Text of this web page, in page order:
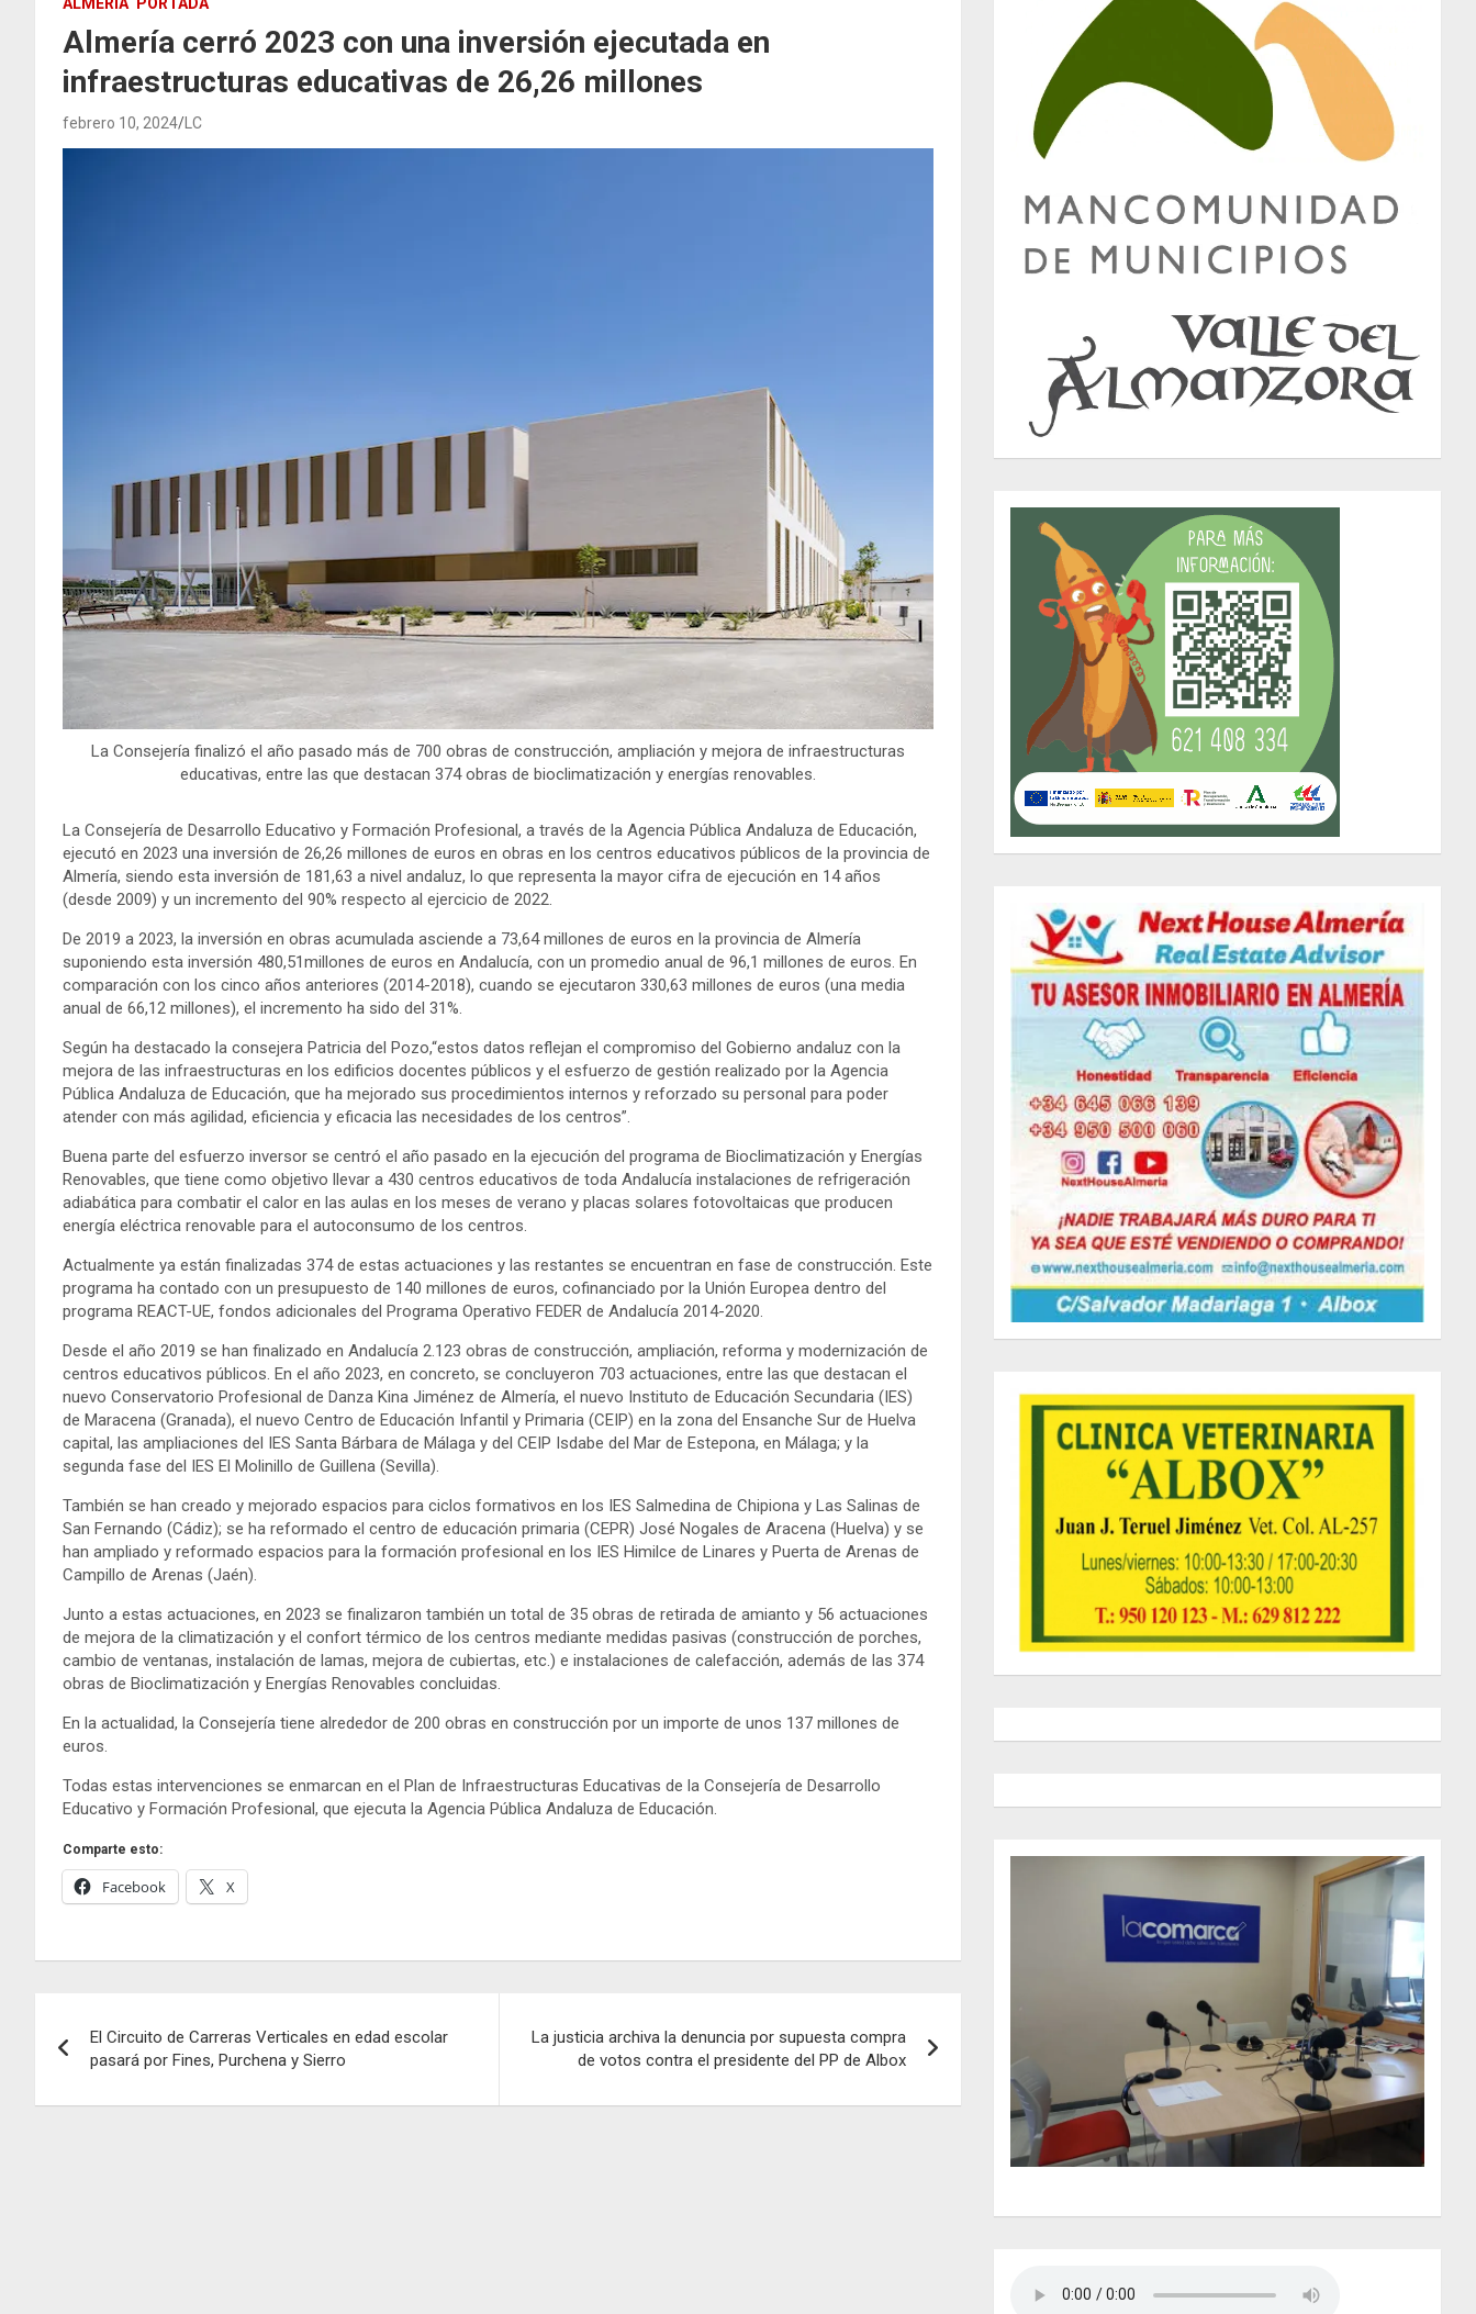
ALMERÍA PORTADA
Almería cerró 2023 con una inversión ejecutada en
infraestructuras educativas de 26,26 millones
febrero 10, 2024 LC
La Consejería finalizó el año pasado más de 700 obras de construcción, ampliación y mejora de infraestructuras
educativas, entre las que destacan 374 obras de bioclimatización y energías renovables.
La Consejería de Desarrollo Educativo y Formación Profesional, a través de la Agencia Pública Andaluza de Educación,
ejecutó en 2023 una inversión de 26,26 millones de euros en obras en los centros educativos públicos de la provincia de
Almería, siendo esta inversión de 181,63 a nivel andaluz, lo que representa la mayor cifra de ejecución en 14 años
(desde 2009) y un incremento del 90% respecto al ejercicio de 2022.
De 2019 a 2023, la inversión en obras acumulada asciende a 73,64 millones de euros en la provincia de Almería
suponiendo esta inversión 480,51millones de euros en Andalucía, con un promedio anual de 96,1 millones de euros. En
comparación con los cinco años anteriores (2014-2018), cuando se ejecutaron 330,63 millones de euros (una media
anual de 66,12 millones), el incremento ha sido del 31%.
Según ha destacado la consejera Patricia del Pozo,“estos datos reflejan el compromiso del Gobierno andaluz con la
mejora de las infraestructuras en los edificios docentes públicos y el esfuerzo de gestión realizado por la Agencia
Pública Andaluza de Educación, que ha mejorado sus procedimientos internos y reforzado su personal para poder
atender con más agilidad, eficiencia y eficacia las necesidades de los centros”.
Buena parte del esfuerzo inversor se centró el año pasado en la ejecución del programa de Bioclimatización y Energías
Renovables, que tiene como objetivo llevar a 430 centros educativos de toda Andalucía instalaciones de refrigeración
adiabática para combatir el calor en las aulas en los meses de verano y placas solares fotovoltaicas que producen
energía eléctrica renovable para el autoconsumo de los centros.
Actualmente ya están finalizadas 374 de estas actuaciones y las restantes se encuentran en fase de construcción. Este
programa ha contado con un presupuesto de 140 millones de euros, cofinanciado por la Unión Europea dentro del
programa REACT-UE, fondos adicionales del Programa Operativo FEDER de Andalucía 2014-2020.
Desde el año 2019 se han finalizado en Andalucía 2.123 obras de construcción, ampliación, reforma y modernización de
centros educativos públicos. En el año 2023, en concreto, se concluyeron 703 actuaciones, entre las que destacan el
nuevo Conservatorio Profesional de Danza Kina Jiménez de Almería, el nuevo Instituto de Educación Secundaria (IES)
de Maracena (Granada), el nuevo Centro de Educación Infantil y Primaria (CEIP) en la zona del Ensanche Sur de Huelva
capital, las ampliaciones del IES Santa Bárbara de Málaga y del CEIP Isdabe del Mar de Estepona, en Málaga; y la
segunda fase del IES El Molinillo de Guillena (Sevilla).
También se han creado y mejorado espacios para ciclos formativos en los IES Salmedina de Chipiona y Las Salinas de
San Fernando (Cádiz); se ha reformado el centro de educación primaria (CEPR) José Nogales de Aracena (Huelva) y se
han ampliado y reformado espacios para la formación profesional en los IES Himilce de Linares y Puerta de Arenas de
Campillo de Arenas (Jaén).
Junto a estas actuaciones, en 2023 se finalizaron también un total de 35 obras de retirada de amianto y 56 actuaciones
de mejora de la climatización y el confort térmico de los centros mediante medidas pasivas (construcción de porches,
cambio de ventanas, instalación de lamas, mejora de cubiertas, etc.) e instalaciones de calefacción, además de las 374
obras de Bioclimatización y Energías Renovables concluidas.
En la actualidad, la Consejería tiene alrededor de 200 obras en construcción por un importe de unos 137 millones de
euros.
Todas estas intervenciones se enmarcan en el Plan de Infraestructuras Educativas de la Consejería de Desarrollo
Educativo y Formación Profesional, que ejecuta la Agencia Pública Andaluza de Educación.
Comparte esto:
Facebook X
de
entradas
El Circuito de Carreras Verticales en edad escolar
pasará por Fines, Purchena y Sierro
La justicia archiva la denuncia por supuesta compra
de votos contra el presidente del PP de Albox